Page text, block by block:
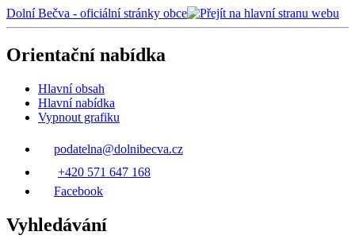
Dolní Bečva - oficiální stránky obce
Orientační nabídka
Hlavní obsah
Hlavní nabídka
Vypnout grafiku
podatelna@dolnibecva.cz
+420 571 647 168
Facebook
Vyhledávání